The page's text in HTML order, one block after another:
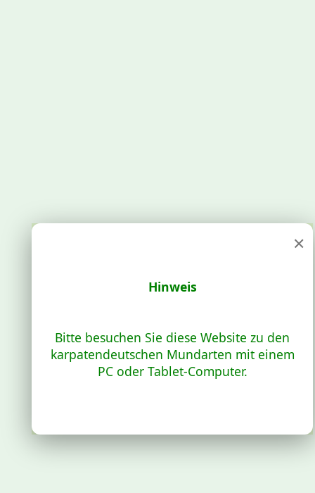
×
Hinweis
Bitte besuchen Sie diese Website zu den
karpatendeutschen Mundarten mit einem
PC oder Tablet-Computer.